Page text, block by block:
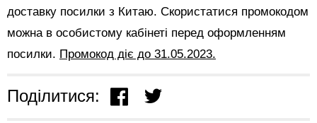
доставку посилки з Китаю. Скористатися промокодом
можна в особистому кабінеті перед оформленням
посилки. Промокод діє до 31.05.2023.
Поділитися: